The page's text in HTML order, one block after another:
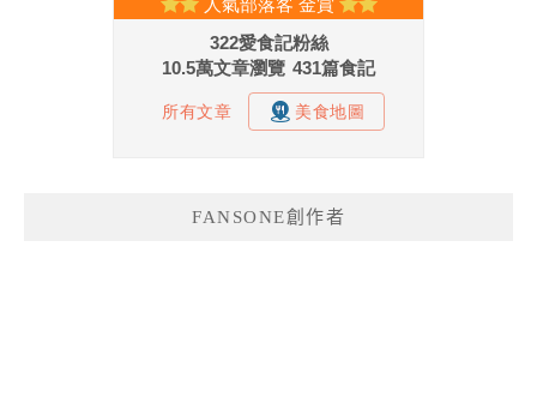
FANSONE創作者